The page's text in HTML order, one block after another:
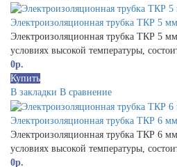
Электроизоляционная трубка ТКР 5 мм
Электроизоляционная трубка ТКР 5
условиях высокой температуры,
0р.
Купить
В закладки В сравнение
Электроизоляционная трубка ТКР 6 мм
Электроизоляционная трубка ТКР 6
условиях высокой температуры,
0р.